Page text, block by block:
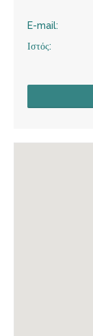
E-mail:
Ιστός: